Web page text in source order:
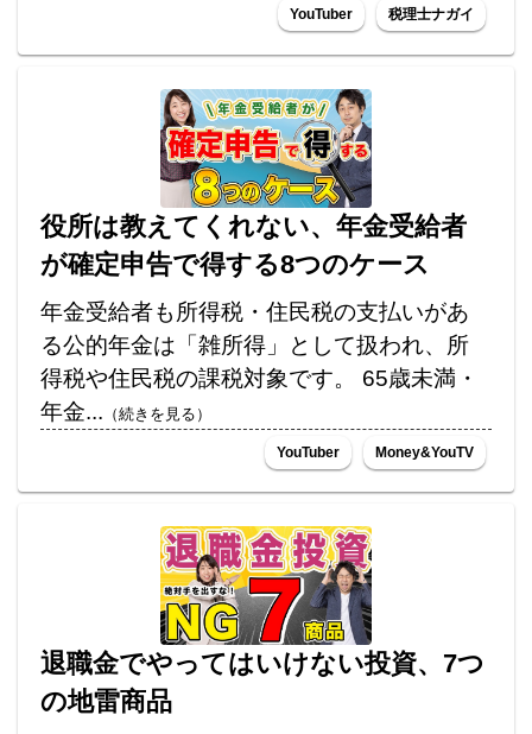
YouTuber 税理士ナガイ
役所は教えてくれない、年金受給者
が確定申告で得する8つのケース
年金受給者も所得税・住民税の支払いがあ
る公的年金は「雑所得」として扱われ、所
得税や住民税の課税対象です。 65歳未満・
年金... （続きを見る）
YouTuber Money&YouTV
退職金でやってはいけない投資、7つ
の地雷商品